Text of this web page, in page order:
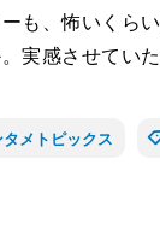
も、怖いくら
実感させてい
タメトピックス